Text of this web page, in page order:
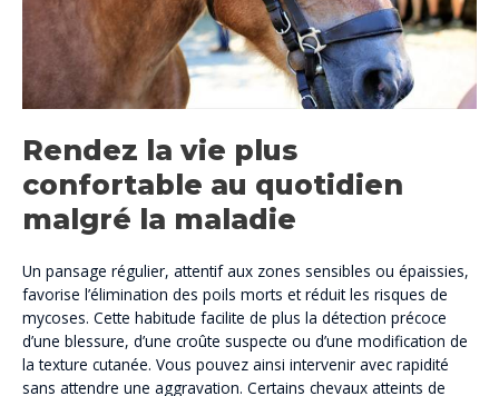
Rendez la vie plus
confortable au quotidien
malgré la maladie
Un pansage régulier, attentif aux zones sensibles ou épaissies,
favorise l’élimination des poils morts et réduit les risques de
mycoses. Cette habitude facilite de plus la détection précoce
d’une blessure, d’une croûte suspecte ou d’une modification de
la texture cutanée. Vous pouvez ainsi intervenir avec rapidité
sans attendre une aggravation. Certains chevaux atteints de